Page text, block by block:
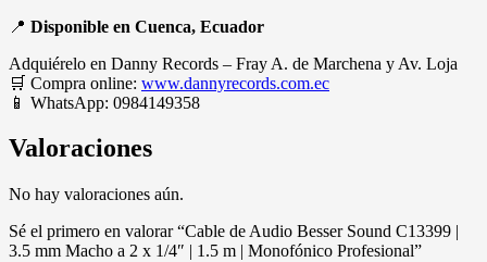
📍 Disponible en Cuenca, Ecuador
Adquiérelo en Danny Records – Fray A. de Marchena y Av. Loja
🛒 Compra online: www.dannyrecords.com.ec
📱 WhatsApp: 0984149358
Valoraciones
No hay valoraciones aún.
Sé el primero en valorar “Cable de Audio Besser Sound C13399 |
3.5 mm Macho a 2 x 1/4″ | 1.5 m | Monofónico Profesional”